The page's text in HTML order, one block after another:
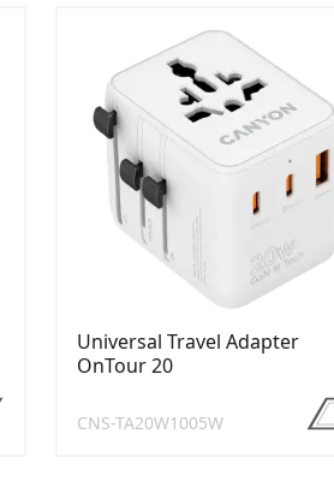
Universal Travel Adapter
OnTour 20
CNS-TA20W1005W